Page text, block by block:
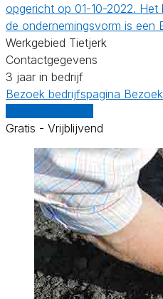
opgericht op 01-10-2022. Het
de ondernemingsvorm is een
Werkgebied Tietjerk
Contactgegevens
3 jaar in bedrijf
Bezoek bedrijfspagina
Gratis - Vrijblijvend